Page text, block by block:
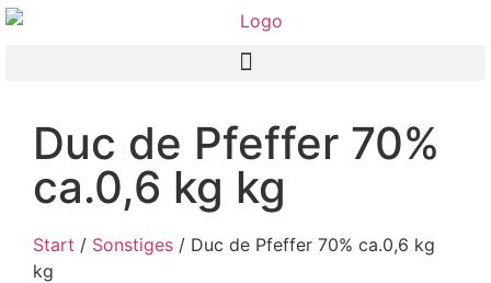
Duc de Pfeffer 70%
ca.0,6 kg kg
Start / Sonstiges / Duc de Pfeffer 70% ca.0,6 kg
kg